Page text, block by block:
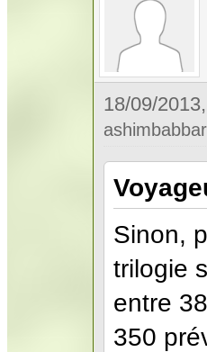
18/09/
ashimbabbar
Sinon,
trilogie
entre
350